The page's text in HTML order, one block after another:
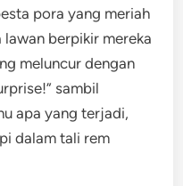
pora yang meriah
berpikir mereka
meluncur dengan
sambil
apa yang terjadi,
dalam tali rem